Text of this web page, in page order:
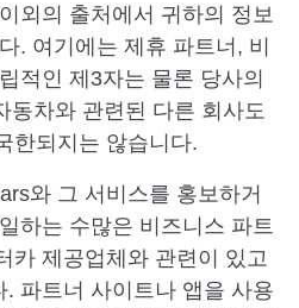
외의 출처에서 귀하의 정보
. 여기에는 제휴 파트너, 비
적인 제3자는 물론 당사의
동차와 관련된 다른 회사도
한되지는 않습니다.
와 그 서비스를 홍보하거
하는 수많은 비즈니스 파트
카 제공업체와 관련이 있고
파트너 사이트나 앱을 사용